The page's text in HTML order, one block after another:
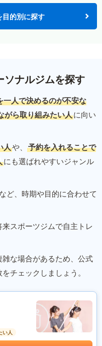
目的別に探す
ソナルジムを探す
一人で決めるのが不安な
がら取り組みたい人に向い
人や、
予約を入れることで
にも選ばれやすいジャンル
など、時期や目的に合わせて
スポーツジムで自主トレ
な場合があるため、公式
チェックしましょう。
い人